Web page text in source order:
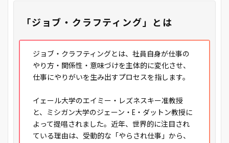
「ジョブ・クラフティング」とは
ジョブ・クラフティングとは、社員自身が仕事の
やり方・関係性・意味づけを主体的に変化させ、
仕事にやりがいを生み出すプロセスを指します。
イェール大学のエイミー・レズネスキー准教授
と、ミシガン大学のジェーン・E・ダットン教授に
よって提唱されました。近年、世界的に注目され
ている理由は、受動的な「やらされ仕事」から、